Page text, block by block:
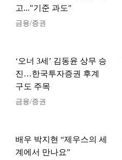
고..."기준 과도"
금융/증권
‘오너 3세’ 김동윤 상무 승
진…한국투자증권 후계
구도 주목
금융/증권
배우 박지현 “제우스의 세
계에서 만나요”